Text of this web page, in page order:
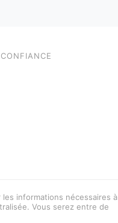
informations nécessaires à
Vous serez entre de